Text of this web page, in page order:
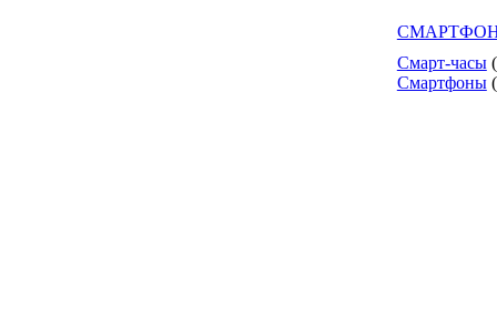
Смарт-часы
Смартфоны